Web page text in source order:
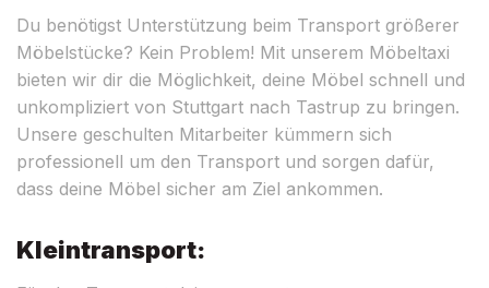
Du benötigst Unterstützung beim Transport größerer
Möbelstücke? Kein Problem! Mit unserem Möbeltaxi
bieten wir dir die Möglichkeit, deine Möbel schnell und
unkompliziert von Stuttgart nach Tastrup zu bringen.
Unsere geschulten Mitarbeiter kümmern sich
professionell um den Transport und sorgen dafür,
dass deine Möbel sicher am Ziel ankommen.
Kleintransport: